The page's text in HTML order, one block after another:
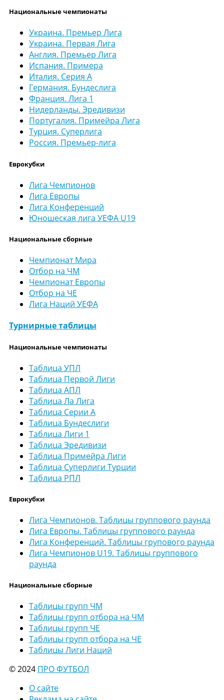
Национальные чемпионаты
Украина. Премьер Лига
Украина. Первая Лига
Англия. Премьер Лига
Испания. Примера
Италия. Серия А
Германия. Бундеслига
Франция. Лига 1
Нидерланды. Эредивизи
Португалия. Примейра Лига
Турция. Суперлига
Россия. Премьер-лига
Еврокубки
Лига Чемпионов
Лига Европы
Лига Конференций
Юношеская лига УЕФА U19
Национальные сборные
Чемпионат Мира
Отбор на ЧМ
Чемпионат Европы
Отбор на ЧЕ
Лига Наций УЕФА
Турнирные таблицы
Национальные чемпионаты
Таблица УПЛ
Таблица Первой Лиги
Таблица АПЛ
Таблица Ла Лига
Таблица Серии А
Таблица Бундеслиги
Таблица Лиги 1
Таблица Эредивизи
Таблица Примейра Лиги
Таблица Суперлиги Турции
Таблица РПЛ
Еврокубки
Лига Чемпионов. Таблицы группового раунда
Лига Европы. Таблицы группового раунда
Лига Конференций. Таблицы групового раунда
Лига Чемпионов U19. Таблицы группового
раунда
Национальные сборные
Таблицы групп ЧМ
Таблицы групп отбора на ЧМ
Таблицы групп ЧЕ
Таблицы групп отбора на ЧЕ
Таблицы Лиги Наций
© 2024 ПРО ФУТБОЛ
О сайте